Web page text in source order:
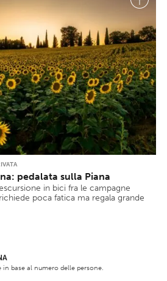
pedalata sulla Piana
in bici fra le campagne
poca fatica ma regala grande
base al numero delle persone.